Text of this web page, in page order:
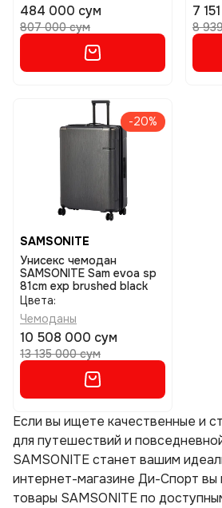
484 000 сум
807 000 сум
7
8
-20%
SAMSONITE
Унисекс чемодан
SAMSONITE Sam evoa sp
81cm exp brushed black
Цвета:
Чемоданы
10 508 000 сум
13 135 000 сум
Если вы ищете качественные и
для путешествий и
SAMSONITE станет вашим
интернет-магазине Ди-Спорт
товары SAMSONITE по